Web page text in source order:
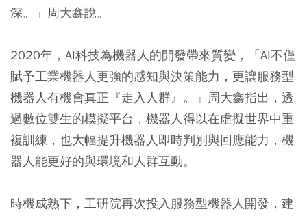
深。」周大鑫說。
2020年，AI科技為機器人的開發帶來質變，「AI不僅
賦予工業機器人更強的感知與決策能力，更讓服務型
機器人有機會真正『走入人群』。」周大鑫指出，透
過數位雙生的模擬平台，機器人得以在虛擬世界中重
複訓練，也大幅提升機器人即時判別與回應能力，機
器人能更好的與環境和人群互動。
時機成熟下，工研院再次投入服務型機器人開發，建